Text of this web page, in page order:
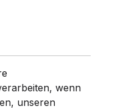
wenn
unseren